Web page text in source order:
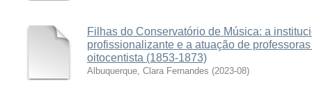
Filhas do Conservatório de Música: a
profissionalizante e a atuação de
oitocentista (1853-1873)
Albuquerque, Clara Fernandes (2023-08)